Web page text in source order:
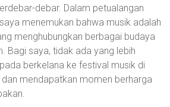
debar. Dalam petualangan
menemukan bahwa musik adalah
menghubungkan berbagai budaya
Bagi saya, tidak ada yang lebih
berkelana ke festival musik di
mendapatkan momen berharga